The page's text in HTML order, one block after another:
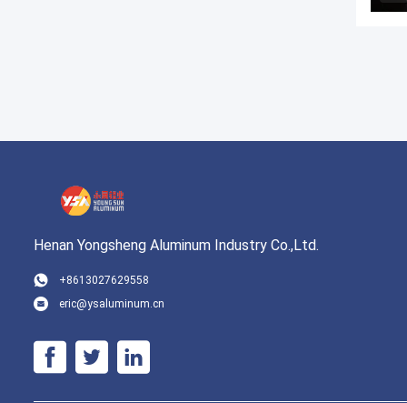
Henan Yongsheng Aluminum Industry Co.,Ltd.
+8613027629558
eric@ysaluminum.cn